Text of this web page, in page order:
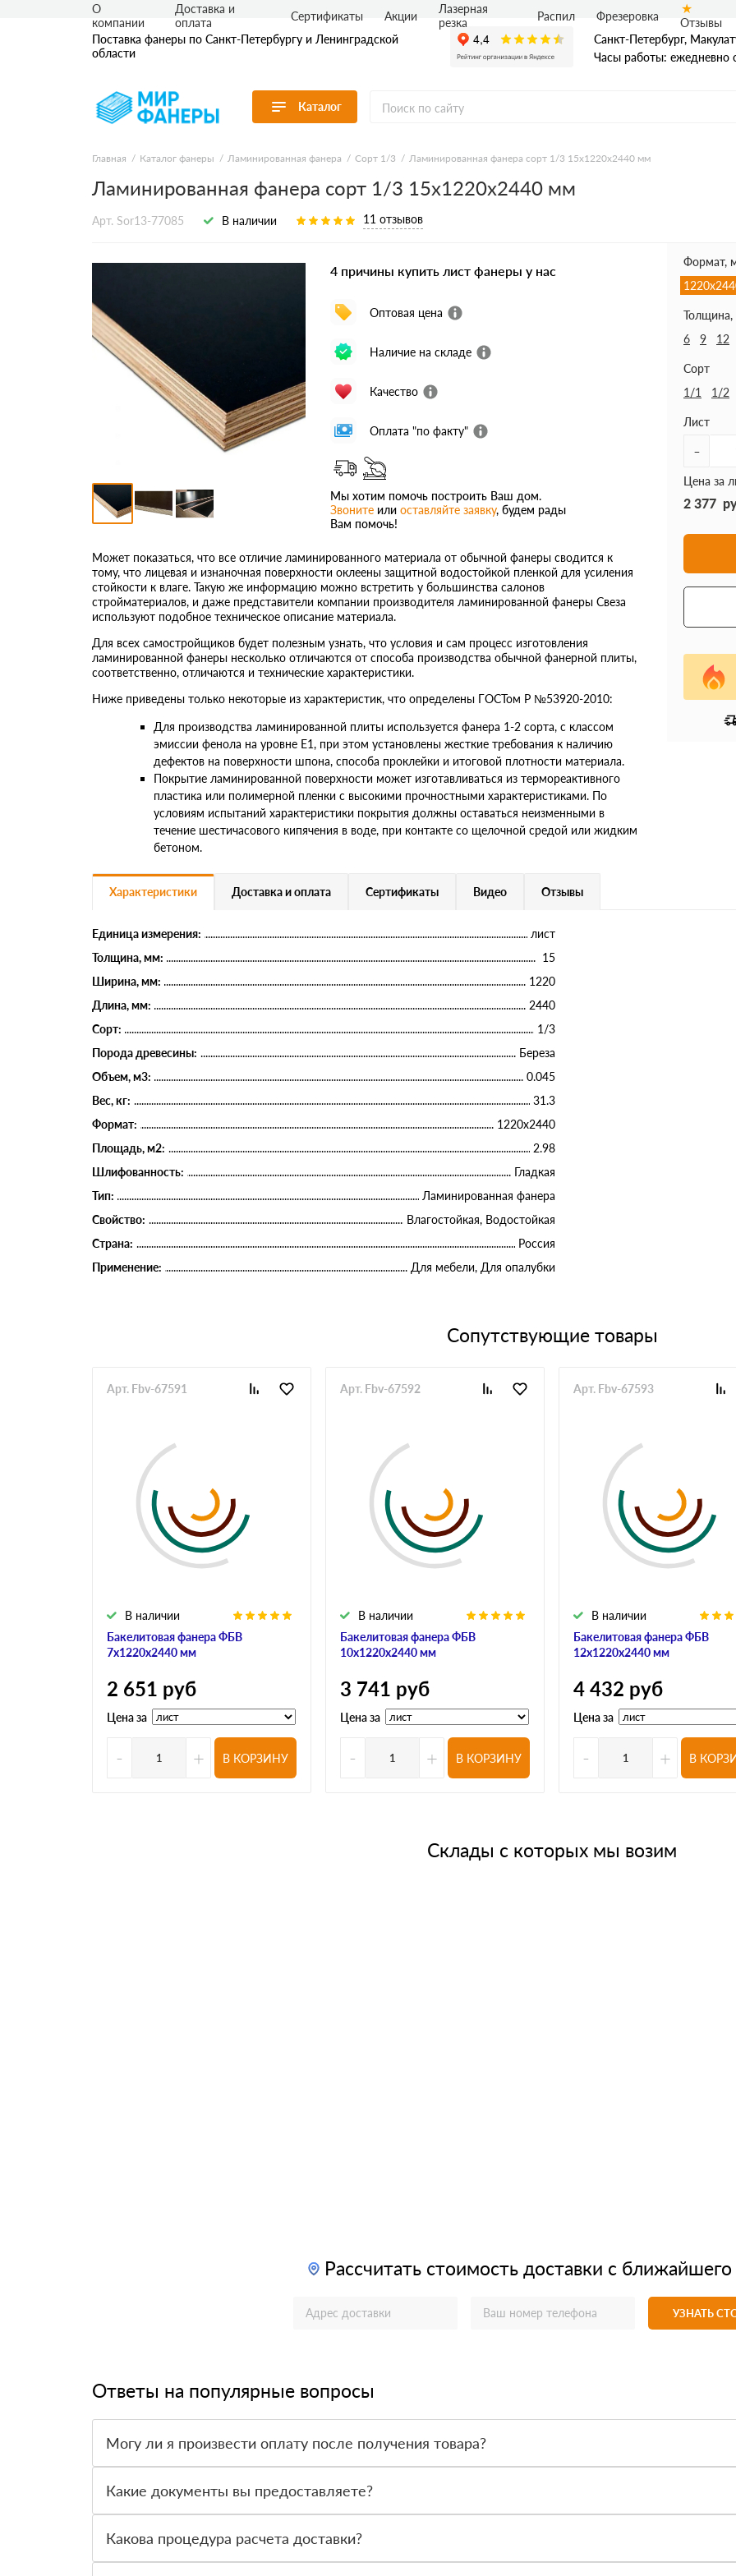
Поставка фанеры по Санкт-Петербургу и Ленинградской
области
Санкт-Петербург,
Часы работы: ежедневно
Каталог
Перейти в каталог
Продуктовые
линейки
По применению
По сорту
Фанера ФК
Фанера ФСФ
Ламинированная фанера
Транспортная фанера
О
компании
Доставка и
оплата
Сертификаты Акции
Лазерная
резка
Распил Фрезеровка Отзывы
Главная Каталог фанеры Ламинированная фанера Сорт 1/3 Ламинированная фанера сорт 1/3 15х1220х2440 мм
Ламинированная фанера сорт 1/3 15х1220х2440 мм
Арт. Sor13-77085 В наличии 11 отзывов
4 причины купить лист фанеры у нас
Оптовая цена
Наличие на складе
Качество
Оплата "по факту"
Мы хотим помочь построить Ваш дом.
Звоните или оставляйте заявку, будем рады
Вам помочь!
Может показаться, что все отличие ламинированного материала от обычной фанеры сводится к
тому, что лицевая и изнаночная поверхности оклеены защитной водостойкой пленкой для усиления
стойкости к влаге. Такую же информацию можно встретить у большинства салонов
стройматериалов, и даже представители компании производителя ламинированной фанеры Свеза
используют подобное техническое описание материала.
Для всех самостройщиков будет полезным узнать, что условия и сам процесс изготовления
ламинированной фанеры несколько отличаются от способа производства обычной фанерной плиты,
соответственно, отличаются и технические характеристики.
Ниже приведены только некоторые из характеристик, что определены ГОСТом Р №53920-2010:
Для производства ламинированной плиты используется фанера 1-2 сорта, с классом
эмиссии фенола на уровне Е1, при этом установлены жесткие требования к наличию
дефектов на поверхности шпона, способа проклейки и итоговой плотности материала.
Покрытие ламинированной поверхности может изготавливаться из термореактивного
пластика или полимерной пленки с высокими прочностными характеристиками. По
условиям испытаний характеристики покрытия должны оставаться неизменными в
течение шестичасового кипячения в воде, при контакте со щелочной средой или жидким
бетоном.
Формат,
6
9 12
Сорт
1/1
1/2
Лист
-
Цена за
2 377
Характеристики Доставка и оплата Сертификаты Видео Отзывы
Единица измерения:
лист
Толщина, мм:
15
Ширина, мм:
1220
Длина, мм:
2440
Сорт:
1/3
Порода древесины:
Береза
Объем, м3:
0.045
Вес, кг:
31.3
Формат:
1220х2440
Площадь, м2:
2.98
Шлифованность:
Гладкая
Тип:
Ламинированная фанера
Свойство:
Влагостойкая, Водостойкая
Страна:
Россия
Применение:
Для мебели, Для опалубки
Сопутствующие товары
Бакелитовая фанера ФБВ
7х1220х2440 мм
В наличии
Арт. Fbv-67591
2 651 руб
Цена за
- + В КОРЗИНУ
Бакелитовая фанера ФБВ
10х1220х2440 мм
В наличии
Арт. Fbv-67592
3 741 руб
Цена за
- + В КОРЗИНУ
Бакелитовая фанера ФБВ
12х1220х2440 мм
В наличии
Арт. Fbv-67593
4 432 руб
Цена за
- + В
Склады с которых мы возим
Рассчитать стоимость доставки с ближайшего
УЗНАТЬ
Ответы на популярные вопросы
Могу ли я произвести оплату после получения товара?
Какие документы вы предоставляете?
предлагаемый нами товар.
Какова процедура расчета доставки?